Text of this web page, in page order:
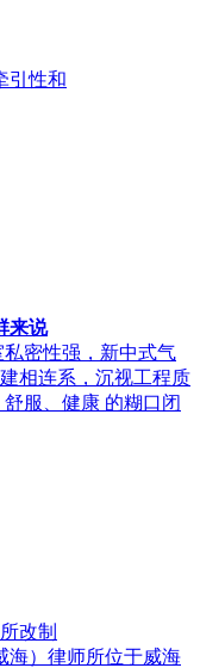
引性和
来说
密性强，新中式气
相连系，沉视工程质
服、健康 的糊口闭
改制
海）律师所位于威海